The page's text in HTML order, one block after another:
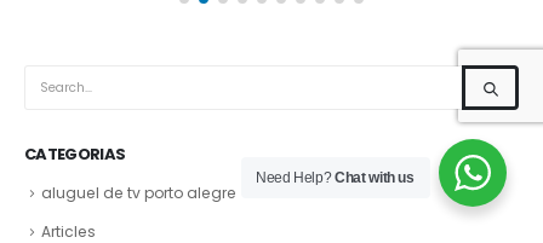
CATEGORIAS
aluguel de tv porto alegre
Articles
Need Help?Chat with us